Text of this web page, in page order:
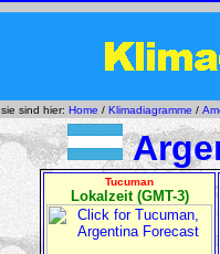
sie sind hier: Home / Klimadiagramme /
Tucuman
Lokalzeit (GMT-3)